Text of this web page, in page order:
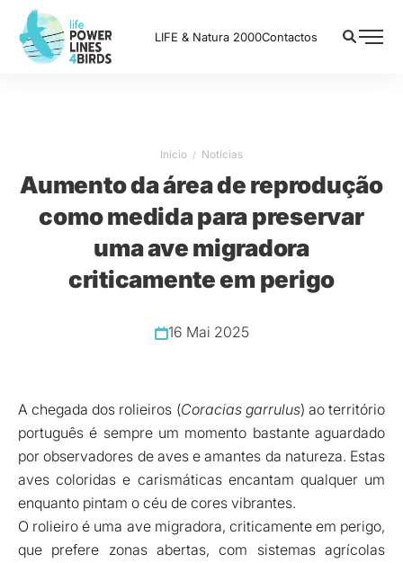
LIFE & Natura 2000Contactos
Início Notícias
Aumento da área de reprodução
como medida para preservar
uma ave migradora
criticamente em perigo
16 Mai 2025
A chegada dos rolieiros (Coracias garrulus) ao território
português é sempre um momento bastante aguardado
por observadores de aves e amantes da natureza. Estas
aves coloridas e carismáticas encantam qualquer um
enquanto pintam o céu de cores vibrantes.
O rolieiro é uma ave migradora, criticamente em perigo,
que prefere zonas abertas, com sistemas agrícolas